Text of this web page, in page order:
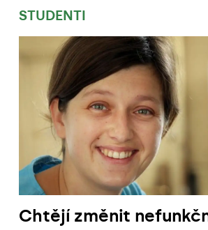
STUDENTI
Chtějí změnit